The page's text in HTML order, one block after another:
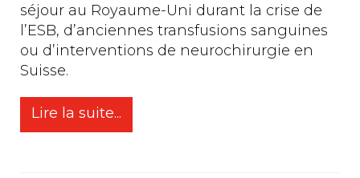
séjour au Royaume-Uni durant la crise de
l’ESB, d’anciennes transfusions sanguines
ou d’interventions de neurochirurgie en
Suisse.
Lire la suite...